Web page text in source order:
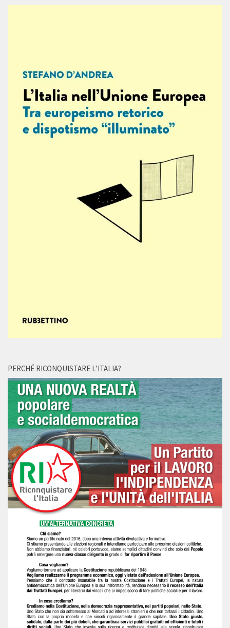
PERCHÉ RICONQUISTARE L’ITALIA?